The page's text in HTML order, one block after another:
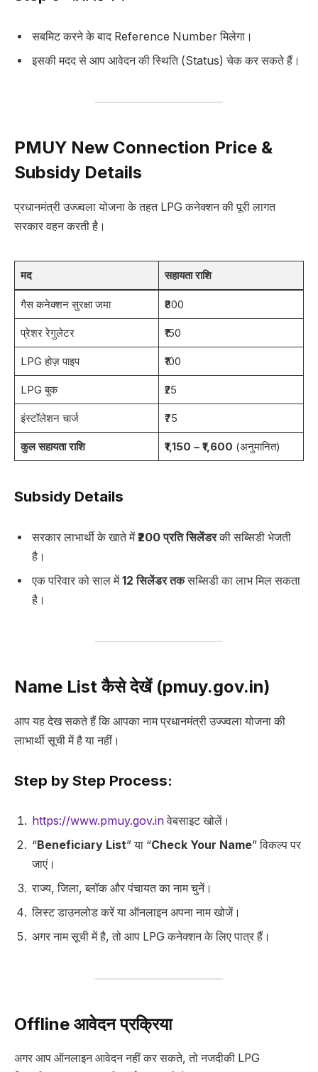
सबमिट करने के बाद Reference Number मिलेगा।
इसकी मदद से आप आवेदन की स्थिति (Status) चेक कर सकते हैं।
PMUY New Connection Price &
Subsidy Details
प्रधानमंत्री उज्ज्वला योजना के तहत LPG कनेक्शन की पूरी लागत
सरकार वहन करती है।
मद सहायता राशि
गैस कनेक्शन सुरक्षा जमा ₹800
प्रेशर रेगुलेटर ₹150
LPG होज़ पाइप ₹100
LPG बुक ₹25
इंस्टॉलेशन चार्ज ₹75
कुल सहायता राशि ₹1,150 – ₹1,600 (अनुमानित)
Subsidy Details
सरकार लाभार्थी के खाते में₹200 प्रति सिलेंडरकी सब्सिडी भेजती
है।
एक परिवार को साल में12 सिलेंडर तकसब्सिडी का लाभ मिल सकता
है।
Name List कैसे देखें (pmuy.gov.in)
आप यह देख सकते हैं कि आपका नाम प्रधानमंत्री उज्ज्वला योजना की
लाभार्थी सूची में है या नहीं।
Step by Step Process:
https://www.pmuy.gov.inवेबसाइट खोलें।
“Beneficiary List” या “Check Your Name” विकल्प पर
जाएं।
राज्य, जिला, ब्लॉक और पंचायत का नाम चुनें।
लिस्ट डाउनलोड करें या ऑनलाइन अपना नाम खोजें।
अगर नाम सूची में है, तो आप LPG कनेक्शन के लिए पात्र हैं।
Offline आवेदन प्रक्रिया
अगर आप ऑनलाइन आवेदन नहीं कर सकते, तो नजदीकी LPG